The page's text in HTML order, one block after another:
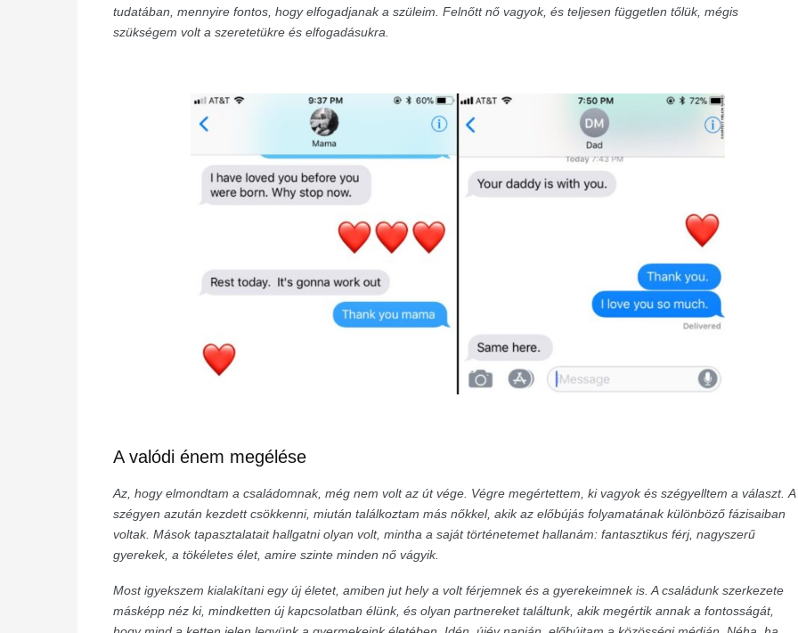
tudatában, mennyire fontos, hogy elfogadjanak a szüleim. Felnőtt nő vagyok, és teljesen független tőlük, mégis
szükségem volt a szeretetükre és elfogadásukra.
A valódi énem megélése
Az, hogy elmondtam a családomnak, még nem volt az út vége. Végre megértettem, ki vagyok és szégyelltem a választ. A
szégyen azután kezdett csökkenni, miután találkoztam más nőkkel, akik az előbújás folyamatának különböző fázisaiban
voltak. Mások tapasztalatait hallgatni olyan volt, mintha a saját történetemet hallanám: fantasztikus férj, nagyszerű
gyerekek, a tökéletes élet, amire szinte minden nő vágyik.
Most igyekszem kialakítani egy új életet, amiben jut hely a volt férjemnek és a gyerekeimnek is. A családunk szerkezete
másképp néz ki, mindketten új kapcsolatban élünk, és olyan partnereket találtunk, akik megértik annak a fontosságát,